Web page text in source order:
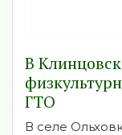
В
ГТО
В селе